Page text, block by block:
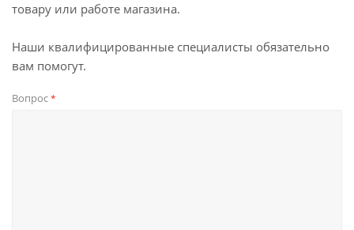
товару или работе магазина.
Наши квалифицированные специалисты обязательно
вам помогут.
Вопрос*